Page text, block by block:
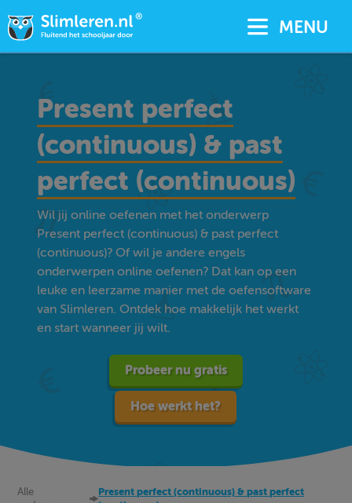
MENU
Present perfect
(continuous) & past
perfect (continuous)
Wil jij online oefenen met het onderwerp
Present perfect (continuous) & past perfect
(continuous)? Of wil je andere engels
onderwerpen online oefenen? Dat kan op een
leuke en leerzame manier met de oefensoftware
van Slimleren. Ontdek hoe makkelijk het werkt
en start wanneer jij wilt.
Probeer nu gratis
Hoe werkt het?
Alle
Present perfect (continuous) & past perfect